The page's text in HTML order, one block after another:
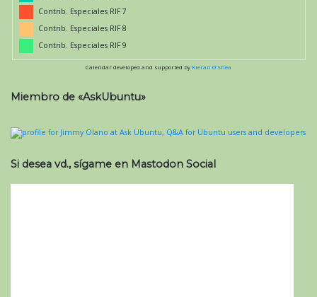
Contrib. Especiales RIF 7
Contrib. Especiales RIF 8
Contrib. Especiales RIF 9
Calendar developed and supported by Kieran O'Shea
Miembro de «AskUbuntu»
Si desea vd., sígame en Mastodon Social